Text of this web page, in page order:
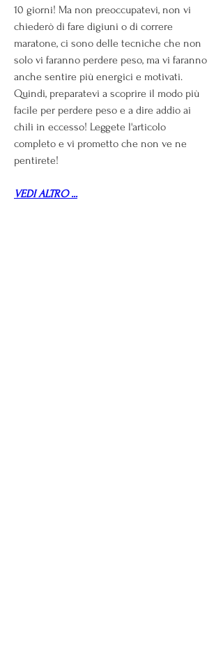
10 giorni! Ma non preoccupatevi, non vi
chiederò di fare digiuni o di correre
maratone, ci sono delle tecniche che non
solo vi faranno perdere peso, ma vi faranno
anche sentire più energici e motivati.
Quindi, preparatevi a scoprire il modo più
facile per perdere peso e a dire addio ai
chili in eccesso! Leggete l'articolo
completo e vi prometto che non ve ne
pentirete!
VEDI ALTRO ...